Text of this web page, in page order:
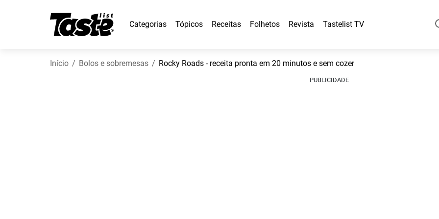
Categorias Tópicos Receitas Folhetos Revista Tastelist TV
Início Bolos e sobremesas Rocky Roads - receita pronta em 20 minutos e sem cozer
PUBLICIDADE